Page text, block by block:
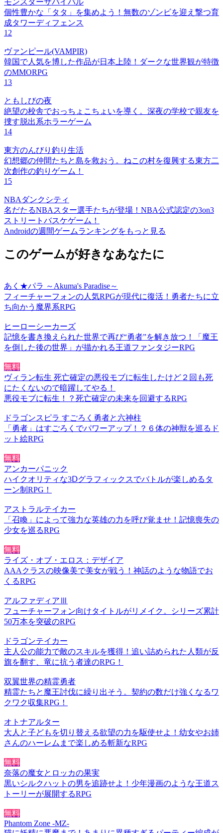
個性豊かな「タタ」を集めよう！無数のゾンビを迎え撃つ育
成タワーディフェンス
12
ヴァンピール(VAMPIR)
韓国で人気を博した作品が日本上陸！ダークな世界観が特徴
のMMORPG
13
ともしびの夜
絶望の校舎でおっちょこちょいを導く。深夜の学校で親友を
捜す脱出系ホラーゲーム
14
東方のんびり釣り生活
幻想郷の仲間たちと島を救おう。ねこの村を復興する東方二
次創作の釣りゲーム！
15
NBAダンクシティ
名だたるNBAスター選手たちが登場！NBA公式認定の3on3
ストリートバスケゲーム！
Androidの週間ゲームランキングをもっと見る
このゲームが好きなあなたに
あく★パラ ～Akuma's Paradise～
フィーチャーフォンの人気RPGが現代に復活！勇者たちに立
ち向かう魔界系RPG
ヒーローシーカーズ
記憶を書き換えられた世界で再び“勇者”を解き放つ！「魔王
を倒した後の世界」が描かれる王道ファンタジーRPG
無料
ヴィラン転生 死亡確定の悪役モブに転生したけど２回も死
にたくないので暗躍してやる！
悪役モブに転生！？死亡確定の未来を回避するRPG
ドラゴンスピラ すごろく勇者と六神柱
「勇者」はすごろくでパワーアップ！？６体の神獣を巡るド
ット絵RPG
無料
アンカーパニック
ハイクオリティな3Ⅾグラフィックスでバトルが楽しめるタ
ーン制RPG！
アストラルテイカー
「召喚」によって強力な英雄の力を呼び覚ませ！記憶喪失の
少女を巡るRPG
無料
ライズ・オブ・エロス：デザイア
AAAクラスの映像美で美女が戦う！神話のような物語でお
くるRPG
アルファディアⅢ
フューチャーフォン向けタイトルがリメイク。シリーズ累計
50万本を突破のRPG
ドラゴンテイカー
主人公の能力で敵のスキルを獲得！追い詰められた人類が反
旗を翻す、竜に抗う者達のRPG！
双翼世界の精霊勇者
精霊たちと魔王討伐に繰り出そう。契約の数だけ強くなるワ
クワク収集RPG！
オトナアルター
大人と子どもを切り替える欲望の力を駆使せよ！幼女やお姉
さんのハーレムまで楽しめる斬新なRPG
無料
奈落の魔女とロッカの果実
黒いシルクハットの男を追跡せよ！少年漫画のような王道ス
トーリーが展開するRPG
無料
Phantom Zone -MZ-